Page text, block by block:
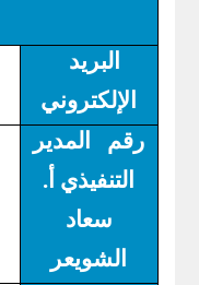
البريد
الإلكتروني
رقم المدير
التنفيذي أ.
سعاد
الشويعر